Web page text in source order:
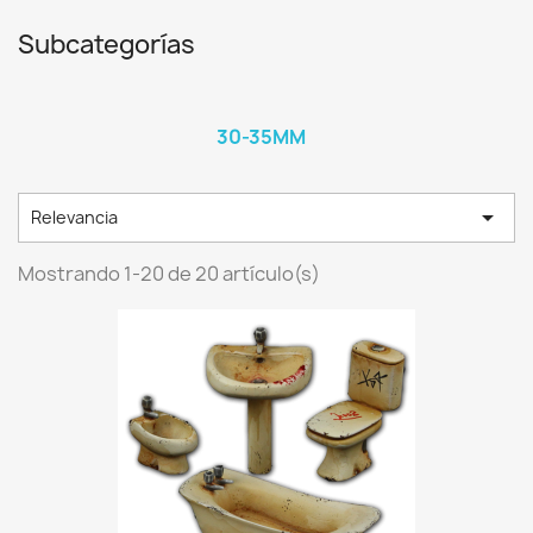
Subcategorías
30-35MM
Relevancia 
Mostrando 1-20 de 20 artículo(s)